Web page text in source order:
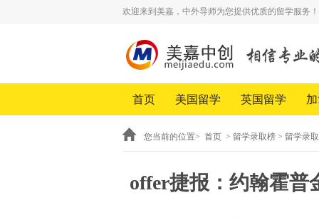
欢迎来到美嘉，中外导师为您提供优质的留学服务！
首页 美国留学 英国留学
您当前的位置> 首页 > 留学录取榜 > 留学录
offer捷报：约翰霍普